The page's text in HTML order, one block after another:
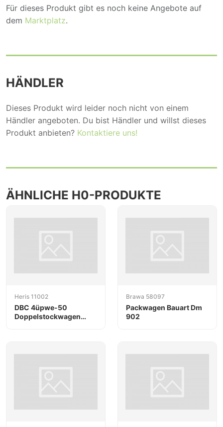
Für dieses Produkt gibt es noch keine Angebote auf
dem Marktplatz.
HÄNDLER
Dieses Produkt wird leider noch nicht von einem
Händler angeboten. Du bist Händler und willst dieses
Produkt anbieten? Kontaktiere uns!
ÄHNLICHE H0-PRODUKTE
Heris 11002
DBC 4üpwe-50
Doppelstockwagen
Brawa 58097
Packwagen Bauart Dm
902